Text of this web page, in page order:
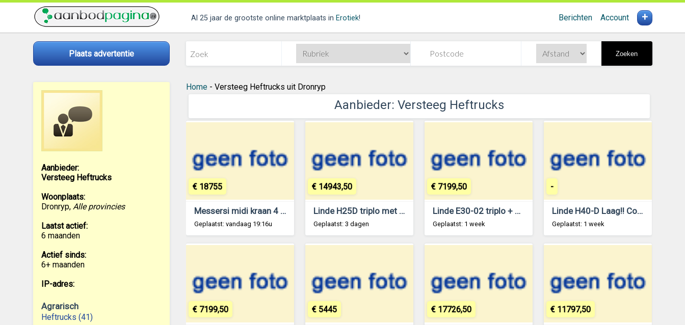
Al 25 jaar de grootste online marktplaats in Erotiek! Berichten Account +
Plaats advertentie Zoeken
Aanbieder:
Versteeg Heftrucks
Woonplaats:
Dronryp, Alle provincies
Laatst actief:
6 maanden
Actief sinds:
6+ maanden
IP-adres:
Agrarisch
Heftrucks (41)
Home- Versteeg Heftrucks uit Dronryp
Aanbieder: Versteeg Heftrucks
Messersi midi kraan 4 ton binnen draaier. met maar 2100 uur!!
Geplaatst: vandaag 19:16u
€ 18755
Linde H25D triplo met sideshift met 8100 uur!!
Geplaatst: 3 dagen
€ 14943,50
Linde E30-02 triplo + sideshift!
Geplaatst: 1 week
€ 7199,50
Linde H40-D Laag!! Container uitvoering
Geplaatst: 1 week
-
€ 7199,50 € 5445 € 17726,50 € 11797,50